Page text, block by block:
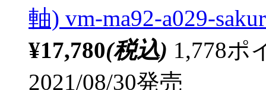
軸) vm-ma92-a029-
¥17,780(税込) 1,778ポ
2021/08/30発売